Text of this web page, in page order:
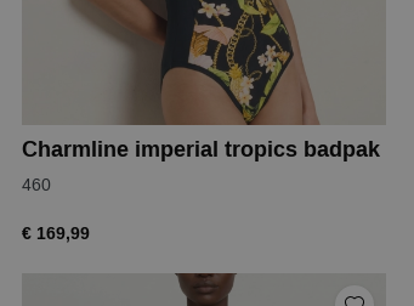
Charmline imperial tropics badpak
460
€ 169,99